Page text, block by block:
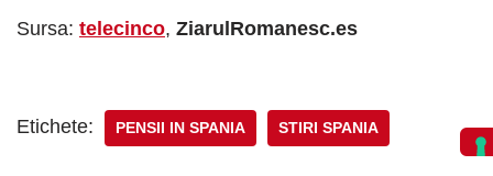
Sursa: telecinco, ZiarulRomanesc.es
Etichete: PENSII IN SPANIA STIRI SPANIA